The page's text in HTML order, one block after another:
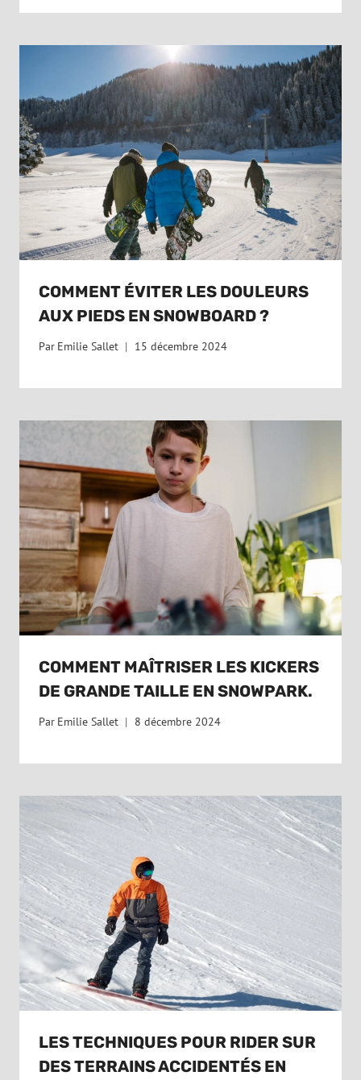
COMMENT ÉVITER LES DOULEURS
AUX PIEDS EN SNOWBOARD ?
Par Emilie Sallet 15 décembre 2024
COMMENT MAÎTRISER LES KICKERS
DE GRANDE TAILLE EN SNOWPARK.
Par Emilie Sallet 8 décembre 2024
LES TECHNIQUES POUR RIDER SUR
DES TERRAINS ACCIDENTÉS EN